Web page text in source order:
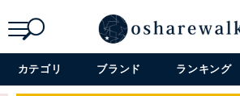
カテゴリ ブランド ランキング